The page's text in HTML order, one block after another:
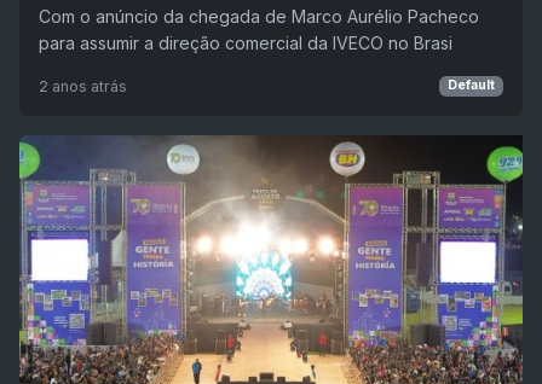
Com o anúncio da chegada de Marco Aurélio Pacheco
para assumir a direção comercial da IVECO no Brasi
2 anos atrás Default